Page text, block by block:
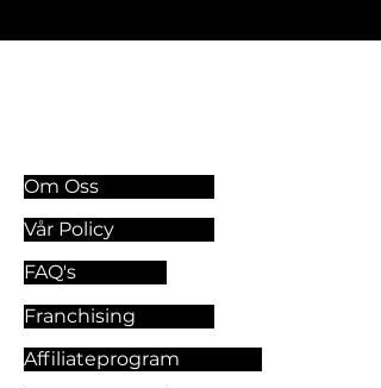
Om Oss
Vår Policy
FAQ's
Franchising
Affiliateprogram